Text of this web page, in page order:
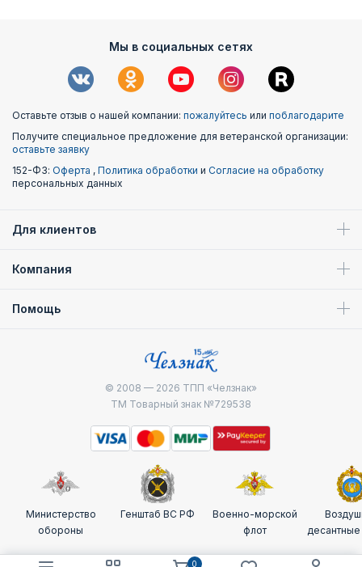
Мы в социальных сетях
Оставьте отзыв о нашей компании: пожалуйтесь или поблагодарите
Получите специальное предложение для ветеранской организации:
оставьте заявку
152-ФЗ: Оферта , Политика обработки и Согласие на обработку
персональных данных
Для клиентов
Компания
Помощь
© 2008 — 2026 ТПП «Челзнак»
ТМ Товарный знак №729538
Министерство
обороны
Генштаб ВС РФ
Военно-морской
флот
десантные
0